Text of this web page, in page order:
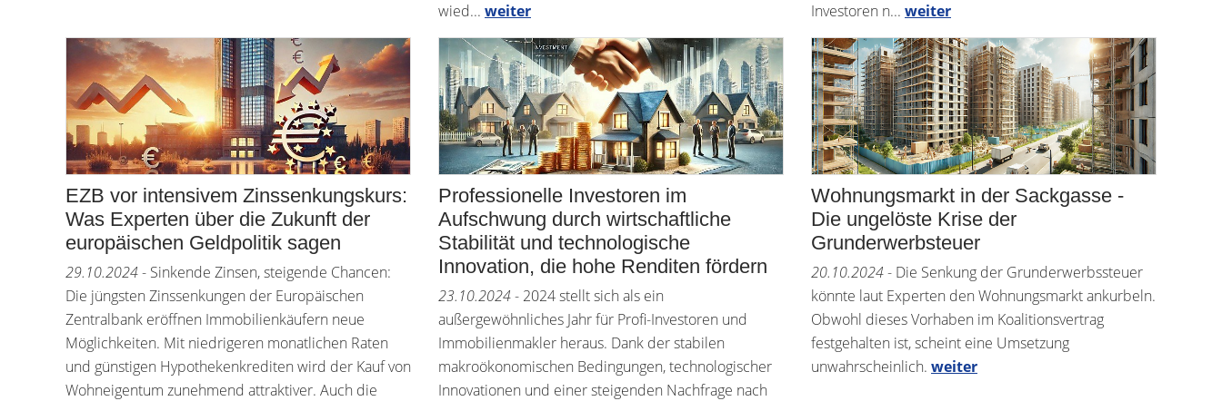
wied... weiter
Investoren n... weiter
EZB vor intensivem Zinssenkungskurs:
Was Experten über die Zukunft der
europäischen Geldpolitik sagen
29.10.2024- Sinkende Zinsen, steigende Chancen:
Die jüngsten Zinssenkungen der Europäischen
Zentralbank eröffnen Immobilienkäufern neue
Möglichkeiten. Mit niedrigeren monatlichen Raten
und günstigen Hypothekenkrediten wird der Kauf von
Wohneigentum zunehmend attraktiver. Auch die
Professionelle Investoren im
Aufschwung durch wirtschaftliche
Stabilität und technologische
Innovation, die hohe Renditen fördern
23.10.2024- 2024 stellt sich als ein
außergewöhnliches Jahr für Profi-Investoren und
Immobilienmakler heraus. Dank der stabilen
makroökonomischen Bedingungen, technologischer
Innovationen und einer steigenden Nachfrage nach
Wohnungsmarkt in der Sackgasse -
Die ungelöste Krise der
Grunderwerbsteuer
20.10.2024- Die Senkung der Grunderwerbssteuer
könnte laut Experten den Wohnungsmarkt ankurbeln.
Obwohl dieses Vorhaben im Koalitionsvertrag
festgehalten ist, scheint eine Umsetzung
unwahrscheinlich. weiter